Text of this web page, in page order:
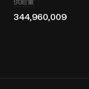
344,960,009